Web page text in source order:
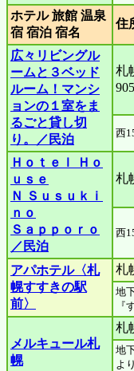
ホテル 旅館 温泉
宿 宿泊 宿名
住
広々リビングル
ームと３ベッド
ルーム！マンシ
ョンの１室をま
るごと貸し切
り。／民泊
札
西
Ｈｏｔｅｌ Ｈｏ
ｕｓｅ
Ｎ Ｓｕｓｕｋｉ
ｎｏ
Ｓａｐｐｏｒｏ
／民泊
札
西
アパホテル〈札
幌すすきの駅
前〉
札
地
『
メルキュール札
幌
札
地
より